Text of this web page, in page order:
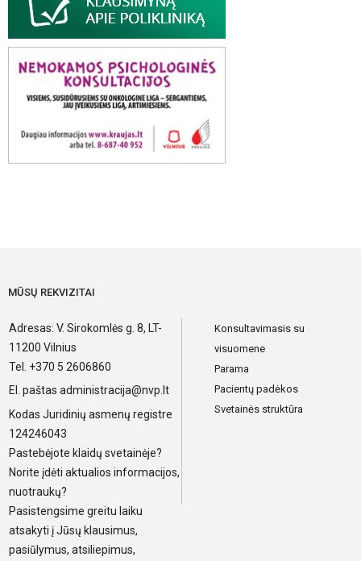
MŪSŲ REKVIZITAI
Adresas: V. Sirokomlės g. 8, LT-
11200 Vilnius
Tel. +370 5 2606860
El. paštas administracija@nvp.lt
Kodas Juridinių asmenų registre
124246043
Pastebėjote klaidų svetainėje?
Norite įdėti aktualios informacijos,
nuotraukų?
Pasistengsime greitu laiku
atsakyti į Jūsų klausimus,
pasiūlymus, atsiliepimus,
Konsultavimasis su
visuomene
Parama
Pacientų padėkos
Svetainės struktūra